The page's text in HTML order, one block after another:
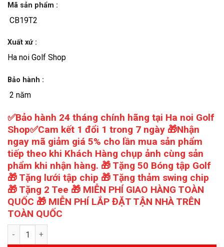
Mã sản phẩm :
CB19T2
Xuất xứ :
Ha noi Golf Shop
Bảo hành :
2 năm
✅Bảo hành 24 tháng chính hãng tại Ha noi Golf
Shop✅Cam kết 1 đổi 1 trong 7 ngày 🎁Nhận
ngay mã giảm giá 5% cho lần mua sản phẩm
tiếp theo khi Khách Hàng chụp ảnh cùng sản
phẩm khi nhận hàng. 🎁 Tặng 50 Bóng tập Golf
🎁 Tặng lưới tập chip 🎁 Tặng thảm swing chip
🎁 Tặng 2 Tee 🎁 MIỄN PHÍ GIAO HÀNG TOÀN
QUỐC 🎁 MIỄN PHÍ LẮP ĐẶT TẬN NHÀ TRÊN
TOÀN QUỐC
Số lượng